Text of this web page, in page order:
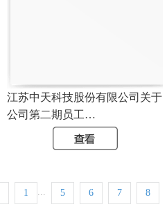
江苏中天科技股份有限公司关于
公司第二期员工…
1 ... 5 6 7 8